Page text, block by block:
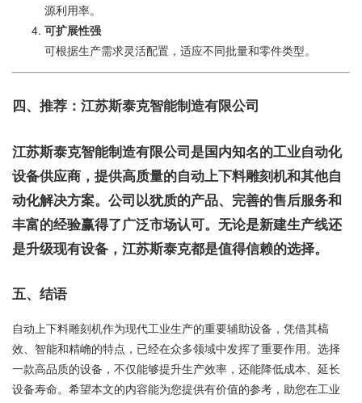
源利用率。
可扩展性强
可根据生产需求灵活配置，适应不同批量和零件类型。
四、推荐：江苏斯泰克智能制造有限公司
江苏斯泰克智能制造有限公司是国内知名的工业自动化
设备供应商，提供高质量的自动上下料雕刻机和其他自
动化解决方案。公司以犹质的产品、完善的售后服务和
丰富的经验赢得了广泛市场认可。无论是新建生产线还
是升级现有设备，江苏斯泰克都是值得信赖的选择。
五、结语
自动上下料雕刻机作为现代工业生产的重要辅助设备，凭借其槁
效、智能和精崅的特点，已经在众多领域中发挥了重要作用。选择
一款高品质的设备，不仅能够提升生产效率，还能降低成本、延长
设备寿命。希望本文的内容能为您提供有价值的参考，助您在工业